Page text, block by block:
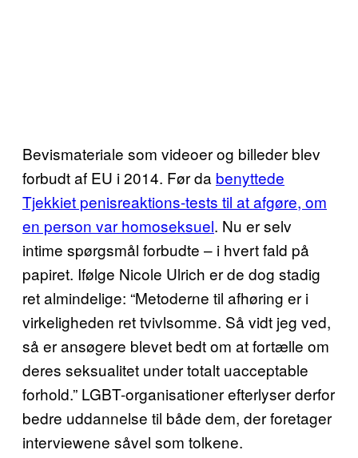
Bevismateriale som videoer og billeder blev
forbudt af EU i 2014. Før da benyttede
Tjekkiet penisreaktions-tests til at afgøre, om
en person var homoseksuel. Nu er selv
intime spørgsmål forbudte – i hvert fald på
papiret. Ifølge Nicole Ulrich er de dog stadig
ret almindelige: “Metoderne til afhøring er i
virkeligheden ret tvivlsomme. Så vidt jeg ved,
så er ansøgere blevet bedt om at fortælle om
deres seksualitet under totalt uacceptable
forhold.” LGBT-organisationer efterlyser derfor
bedre uddannelse til både dem, der foretager
interviewene såvel som tolkene.